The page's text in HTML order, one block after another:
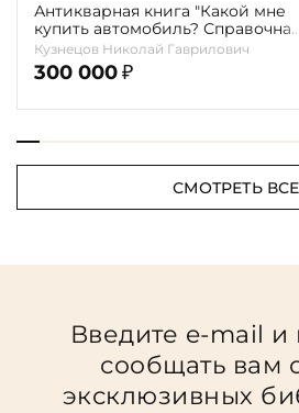
Антикварная книга "Какой мне
купить автомобиль? Справочная
книга для автомобилистов"
Кузнецов Н.Г. 1914г.
Кузнецов Николай Гаврилович
300 000 ₽
СМОТРЕТЬ ВСЕ
Введите e-mail
сообщать вам
эксклюзивных